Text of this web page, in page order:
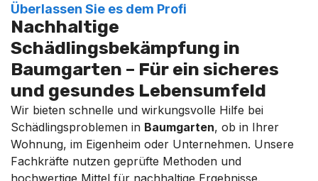
Überlassen Sie es dem Profi
Nachhaltige
Schädlingsbekämpfung in
Baumgarten – Für ein sicheres
und gesundes Lebensumfeld
Wir bieten schnelle und wirkungsvolle Hilfe bei
Schädlingsproblemen in Baumgarten, ob in Ihrer
Wohnung, im Eigenheim oder Unternehmen. Unsere
Fachkräfte nutzen geprüfte Methoden und
hochwertige Mittel für nachhaltige Ergebnisse.